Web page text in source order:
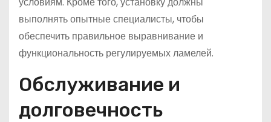
выполнять опытные специалисты, чтобы
обеспечить правильное выравнивание и
функциональность регулируемых ламелей.
Обслуживание и
долговечность